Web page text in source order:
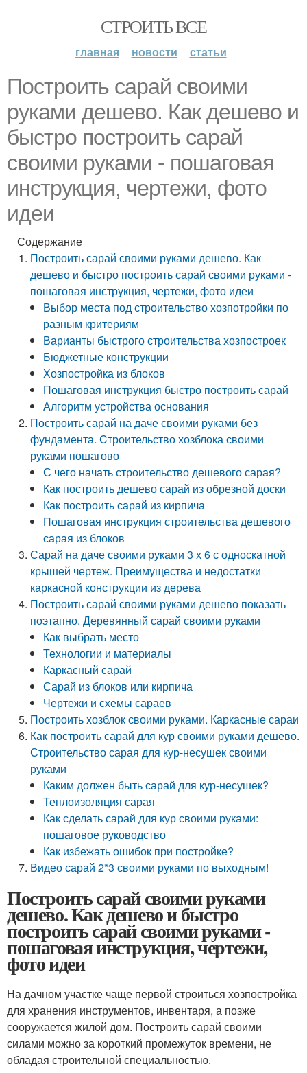
СТРОИТЬ ВСЕ
главная новости статьи
Построить сарай своими
руками дешево. Как дешево и
быстро построить сарай
своими руками - пошаговая
инструкция, чертежи, фото
идеи
Содержание
Построить сарай своими руками дешево. Как
дешево и быстро построить сарай своими руками -
пошаговая инструкция, чертежи, фото идеи
Выбор места под строительство хозпотройки по
разным критериям
Варианты быстрого строительства хозпостроек
Бюджетные конструкции
Хозпостройка из блоков
Пошаговая инструкция быстро построить сарай
Алгоритм устройства основания
Построить сарай на даче своими руками без
фундамента. Cтроительство хозблока своими
руками пошагово
С чего начать строительство дешевого сарая?
Как построить дешево сарай из обрезной доски
Как построить сарай из кирпича
Пошаговая инструкция строительства дешевого
сарая из блоков
Сарай на даче своими руками 3 х 6 с односкатной
крышей чертеж. Преимущества и недостатки
каркасной конструкции из дерева
Построить сарай своими руками дешево показать
поэтапно. Деревянный сарай своими руками
Как выбрать место
Технологии и материалы
Каркасный сарай
Сарай из блоков или кирпича
Чертежи и схемы сараев
Построить хозблок своими руками. Каркасные сараи
Как построить сарай для кур своими руками дешево.
Строительство сарая для кур-несушек своими
руками
Каким должен быть сарай для кур-несушек?
Теплоизоляция сарая
Как сделать сарай для кур своими руками:
пошаговое руководство
Как избежать ошибок при постройке?
Видео сарай 2*3 своими руками по выходным!
Построить сарай своими руками
дешево. Как дешево и быстро
построить сарай своими руками -
пошаговая инструкция, чертежи,
фото идеи
На дачном участке чаще первой строиться хозпостройка
для хранения инструментов, инвентаря, а позже
сооружается жилой дом. Построить сарай своими
силами можно за короткий промежуток времени, не
обладая строительной специальностью.